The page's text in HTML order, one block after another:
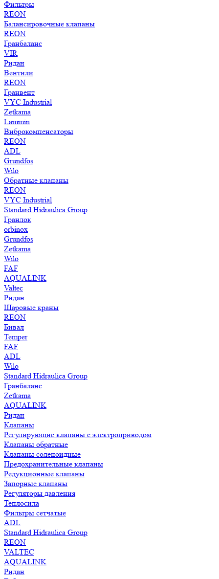
Фильтры
REON
Балансировочные клапаны
REON
Гранбаланс
VIR
Ридан
Вентили
REON
Гранвент
VYC Industrial
Zetkama
Lammin
Виброкомпенсаторы
REON
ADL
Grundfos
Wilo
Обратные клапаны
REON
VYC Industrial
Standard Hidraulica Group
Гранлок
orbinox
Grundfos
Zetkama
Wilo
FAF
AQUALINK
Valtec
Ридан
Шаровые краны
REON
Бивал
Temper
FAF
ADL
Wilo
Standard Hidraulica Group
Гранбаланс
Zetkama
AQUALINK
Ридан
Клапаны
Регулирующие клапаны с электроприводом
Клапаны обратные
Клапаны соленоидные
Предохранительные клапаны
Редукционные клапаны
Запорные клапаны
Регуляторы давления
Теплосила
Фильтры сетчатые
ADL
Standard Hidraulica Group
REON
VALTEC
AQUALINK
Ридан